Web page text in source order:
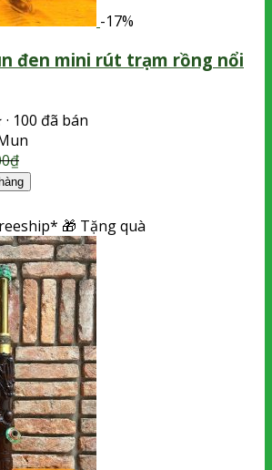
-17%
đen mini rút trạm rồng nổi
· 100 đã bán
₫
🎁 Tặng quà